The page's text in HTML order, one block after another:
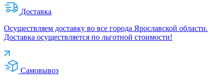
Доставка
Осуществляем доставку во все города Ярославской области.
Доставка осуществляется по льготной стоимости!
Самовывоз